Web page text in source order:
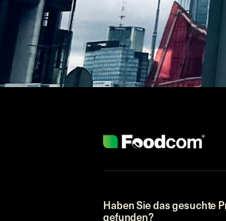
Haben Sie das gesuchte
gefunden?